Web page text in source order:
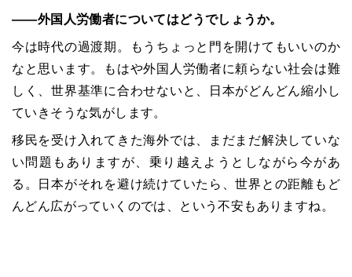
――外国人労働者についてはどうでしょうか。
今は時代の過渡期。もうちょっと門を開けてもいいのか
なと思います。もはや外国人労働者に頼らない社会は難
しく、世界基準に合わせないと、日本がどんどん縮小し
ていきそうな気がします。
移民を受け入れてきた海外では、まだまだ解決していな
い問題もありますが、乗り越えようとしながら今があ
る。日本がそれを避け続けていたら、世界との距離もど
んどん広がっていくのでは、という不安もありますね。